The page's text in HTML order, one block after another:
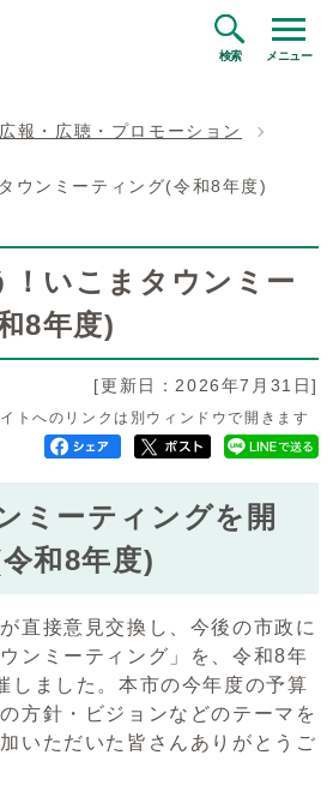
検索 メニュー
広報・広聴・プロモーション
ウンミーティング(令和8年度)
！いこまタウンミー
8年度)
[更新日：2026年7月31日]
トへのリンクは別ウィンドウで開きます
ミーティングを開
和8年度)
直接意見交換し、今後の市政に
ンミーティング」を、令和8年
しました。本市の今年度の予算
方針・ビジョンなどのテーマを
いただいた皆さんありがとうご